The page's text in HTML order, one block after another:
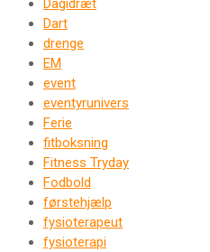
Dagidræt
Dart
drenge
EM
event
eventyrunivers
Ferie
fitboksning
Fitness Tryday
Fodbold
førstehjælp
fysioterapeut
fysioterapi